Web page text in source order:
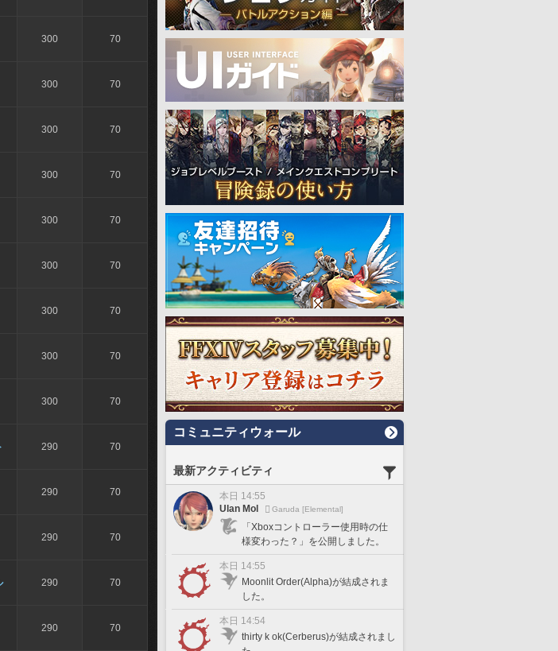
300 70
300 70
300 70
300 70
300 70
300 70
300 70
300 70
300 70
290 70
290 70
290 70
290 70
290 70
コミュニティウォール
最新アクティビティ
本日 14:55
Ulan Mol
Garuda [Elemental]
「Xboxコントローラー使用時の仕
様変わった？」を公開しました。
本日 14:55
Moonlit Order(Alpha)が結成されま
した。
本日 14:54
thirty k ok(Cerberus)が結成されまし